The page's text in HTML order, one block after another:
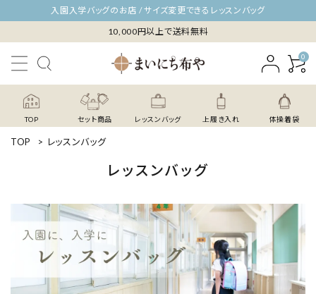
入園入学バッグのお店 / サイズ変更できるレッスンバッグ
10,000円以上で送料無料
0
TOP セット商品 レッスンバッグ 上履き入れ 体操着袋
TOP > レッスンバッグ
レッスンバッグ